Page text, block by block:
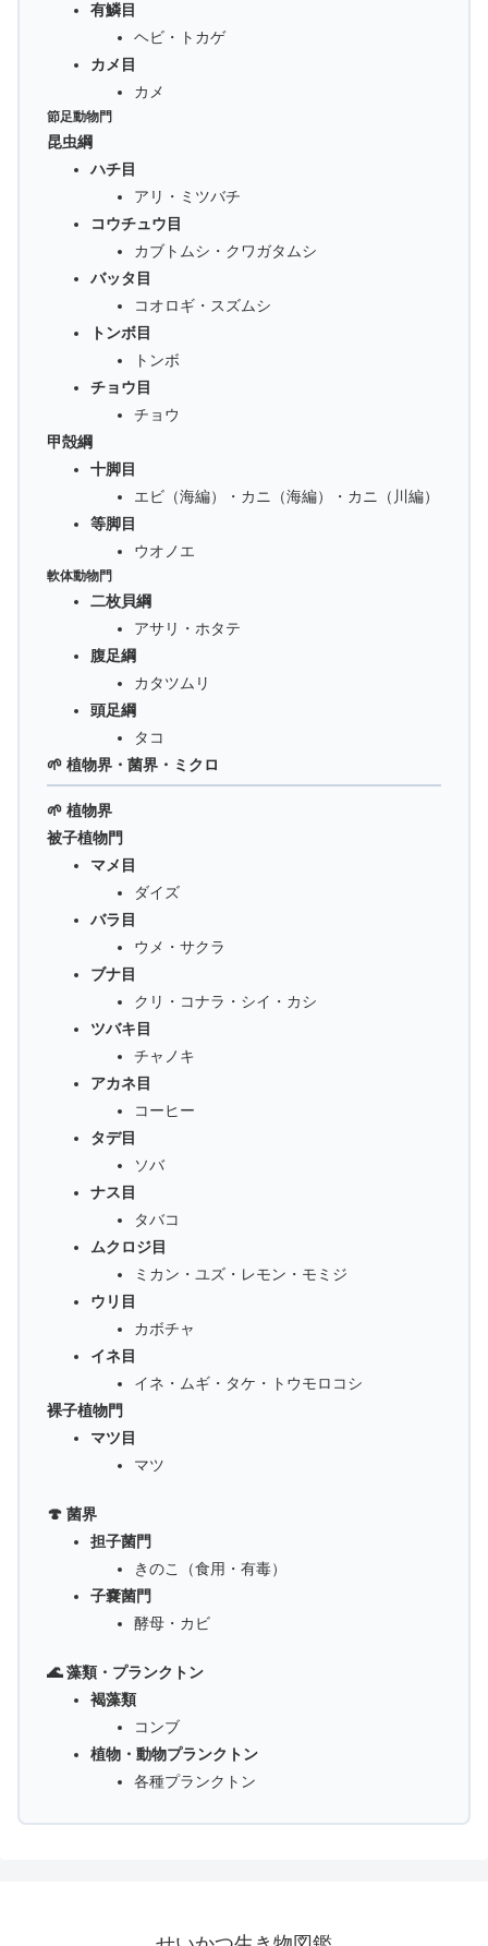
有鱗目
ヘビ・トカゲ
カメ目
カメ
節足動物門
昆虫綱
ハチ目
アリ・ミツバチ
コウチュウ目
カブトムシ・クワガタムシ
バッタ目
コオロギ・スズムシ
トンボ目
トンボ
チョウ目
チョウ
甲殻綱
十脚目
エビ（海編）・カニ（海編）・カニ（川編）
等脚目
ウオノエ
軟体動物門
二枚貝綱
アサリ・ホタテ
腹足綱
カタツムリ
頭足綱
タコ
🌱 植物界・菌界・ミクロ
🌱 植物界
被子植物門
マメ目
ダイズ
バラ目
ウメ・サクラ
ブナ目
クリ・コナラ・シイ・カシ
ツバキ目
チャノキ
アカネ目
コーヒー
タデ目
ソバ
ナス目
タバコ
ムクロジ目
ミカン・ユズ・レモン・モミジ
ウリ目
カボチャ
イネ目
イネ・ムギ・タケ・トウモロコシ
裸子植物門
マツ目
マツ
🍄 菌界
担子菌門
きのこ（食用・有毒）
子嚢菌門
酵母・カビ
🌊 藻類・プランクトン
褐藻類
コンブ
植物・動物プランクトン
各種プランクトン